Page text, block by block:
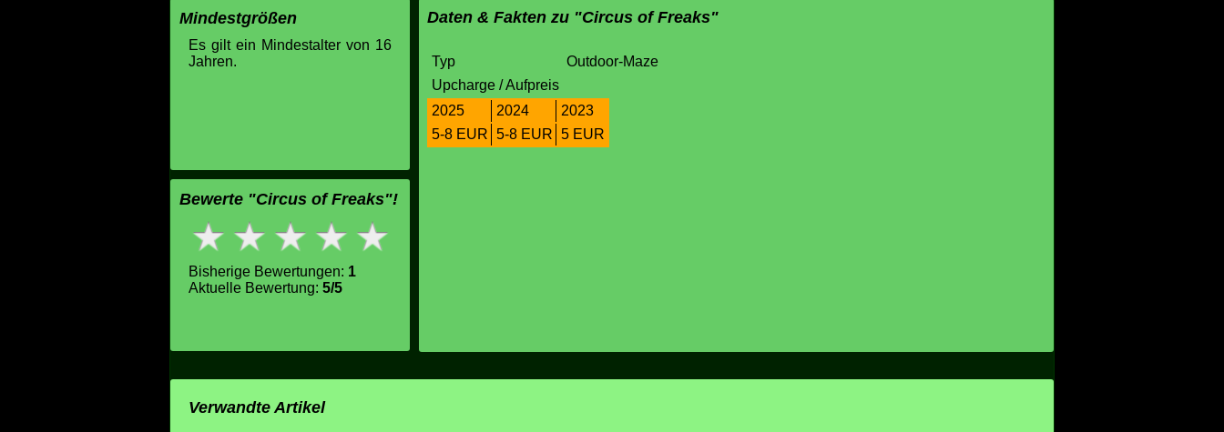
Mindestgrößen
Es gilt ein Mindestalter von 16
Jahren.
Bewerte "Circus of Freaks"!
Bisherige Bewertungen: 1
Aktuelle Bewertung: 5/5
Daten & Fakten zu "Circus of Freaks"
Typ
Outdoor-Maze
Upcharge / Aufpreis
2025
2024
2023
5-8 EUR 5-8 EUR 5 EUR
Verwandte Artikel